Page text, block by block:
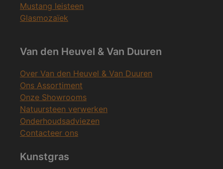
Mustang leisteen
Glasmozaïek
Van den Heuvel & Van Duuren
Over Van den Heuvel & Van Duuren
Ons Assortiment
Onze Showrooms
Natuursteen verwerken
Onderhoudsadviezen
Contacteer ons
Kunstgras